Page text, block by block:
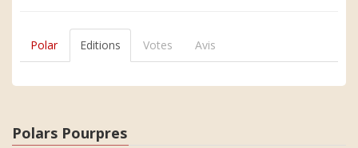
Polar Editions Votes Avis
Polars Pourpres